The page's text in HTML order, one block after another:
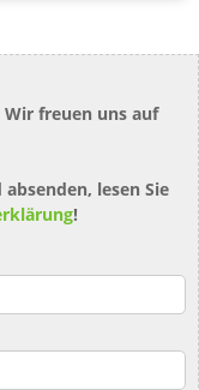
Wir freuen uns auf
lesen Sie
!